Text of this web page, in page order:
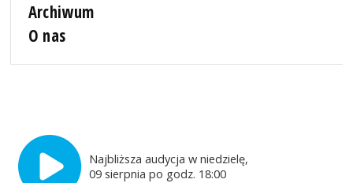
Archiwum
O nas
Najbliższa audycja w niedzielę,
09 sierpnia po godz. 18:00